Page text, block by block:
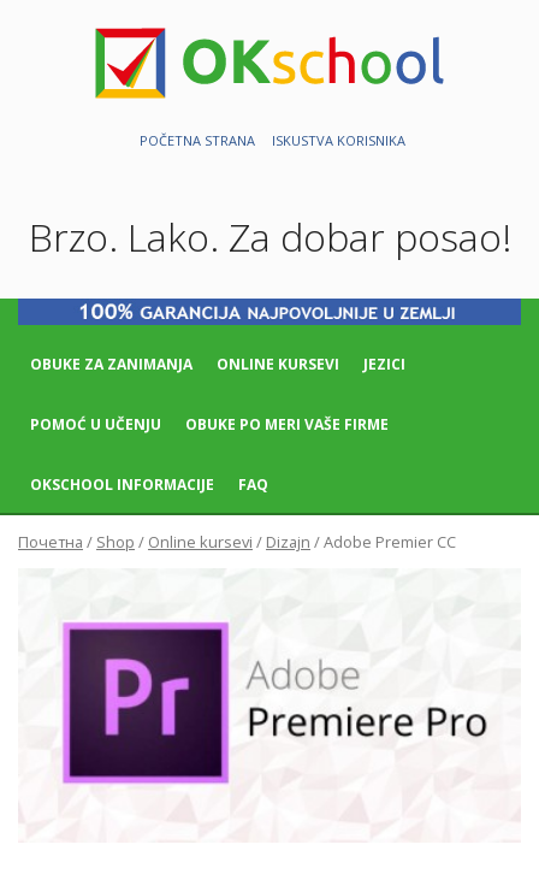
POČETNA STRANA ISKUSTVA KORISNIKA
Brzo. Lako. Za dobar posao!
OBUKE ZA ZANIMANJA ONLINE KURSEVI JEZICI
POMOĆ U UČENJU OBUKE PO MERI VAŠE FIRME
OKSCHOOL INFORMACIJE FAQ
Почетна / Shop / Online kursevi / Dizajn / Adobe Premier CC